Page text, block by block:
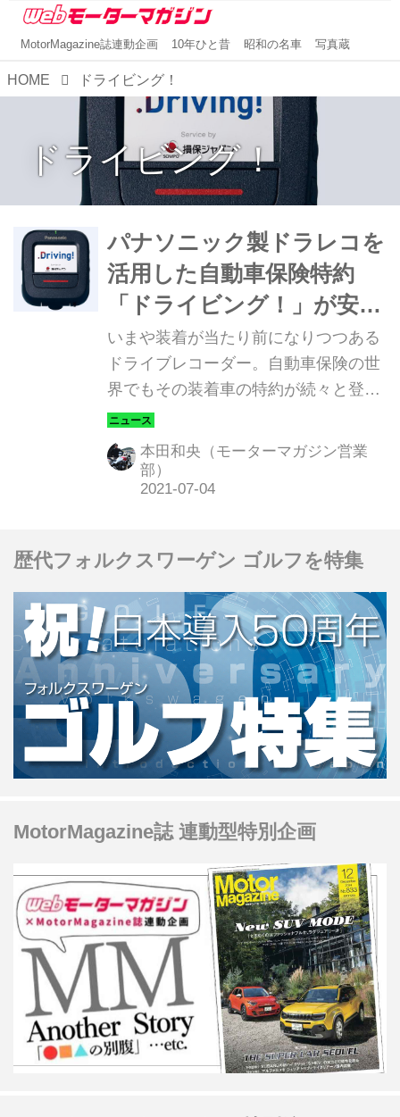
MotorMagazine誌連動企画 10年ひと昔 昭和の名車 写真蔵
HOME ドライビング！
ドライビング！
パナソニック製ドラレコを
活用した自動車保険特約
「ドライビング！」が安
全・安心を提供する
いまや装着が当たり前になりつつある
ドライブレコーダー。自動車保険の世
界でもその装着車の特約が続々と登場
するなど、もはや単なる記録媒体の枠
を超えた存在となっている。そんな
折、損害保険大手の損保ジャパンはか
ねてより提供していた安全運転支援サ
クとの共同開発によるドライブレコー
ダーを活用したさらなるサービス向上
をめざす。
本田和央（モーターマガジン営業
部）
歴代フォルクスワーゲン ゴルフを特集
MotorMagazine誌 連動型特別企画